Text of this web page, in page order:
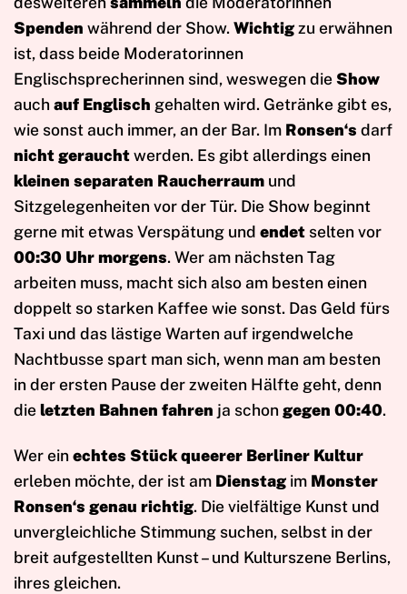
Spenden während der Show.Wichtigzu erwähnen
ist, dass beide Moderatorinnen
Englischsprecherinnen sind, weswegen dieShow
auch auf Englisch gehalten wird. Getränke gibt es,
wie sonst auch immer, an der Bar. Im Ronsen‘s darf
nicht gerauchtwerden. Es gibt allerdings einen
kleinen separaten Raucherraum und
Sitzgelegenheiten vor der Tür. Die Show beginnt
gerne mit etwas Verspätung und endet selten vor
00:30 Uhr morgens. Wer am nächsten Tag
arbeiten muss, macht sich also am besten einen
doppelt so starken Kaffee wie sonst. Das Geld fürs
Taxi und das lästige Warten auf irgendwelche
Nachtbusse spart man sich, wenn man am besten
in der ersten Pause der zweiten Hälfte geht, denn
dieletzten Bahnen fahren ja schongegen 00:40.
Wer einechtes Stück queerer Berliner Kultur
erleben möchte, der ist am Dienstag im Monster
Ronsen‘s genau richtig. Die vielfältige Kunst und
unvergleichliche Stimmung suchen, selbst in der
breit aufgestellten Kunst – und Kulturszene Berlins,
ihres gleichen.